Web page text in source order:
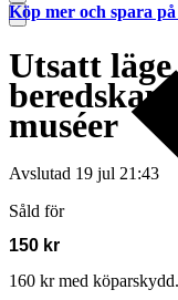
Utsatt
muséer
Avslutad 19 jul 21:43
Såld för
150 kr
160 kr med köparskydd.
Köp mer och spara